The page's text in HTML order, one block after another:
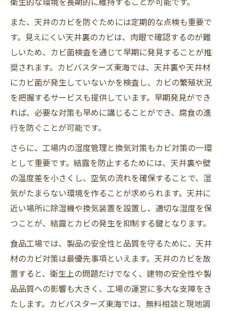
また、天井のカビを防ぐためには定期的な点検も重要で
す。見えにくい天井裏のカビは、肉眼で確認するのが難
しいため、カビ菌検査を通じて早期に発見することが推
奨されます。カビバスターズ東海では、天井裏や天井材
にカビ菌が発生していないかを検査し、カビの繁殖状況
を把握するサービスも提供しています。早期発見ができ
れば、必要な対策も早めに講じることができ、腐食の進
行を防ぐことが可能です。
さらに、工場内の湿度管理と換気対策もカビ対策の一環
として重要です。結露を防止するためには、天井裏や壁
の温度差を小さくし、空気の流れを確保することで、湿
気がたまらない環境を作ることが求められます。天井に
近い場所に除湿機や換気装置を設置し、適切な湿度を保
つことが、結露とカビの発生を抑制する鍵となります。
食品工場では、製品の安全性と品質を守るために、天井
材のカビ対策は最優先事項といえます。天井のカビを放
置すると、衛生上の問題だけでなく、建物の安全性や製
品品質への影響も大きく、工場の運営に多大な支障をき
たします。カビバスターズ東海では、無料相談と現地調